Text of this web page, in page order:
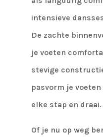
intensieve
De zachte
je voeten
stevige
pasvorm je
elke stap en draai.
Of je nu op weg